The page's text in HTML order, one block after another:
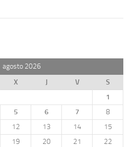
agosto 2026
X J V
S
1
5 6 7
8
12 13 14
15
19 20 21
22